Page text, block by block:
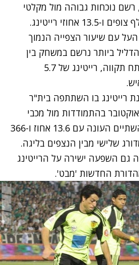
רשם נוכחות גבוהה מול מקלטי
עם שיעור הצפייה הנמוך
ביותר נרשם במשחק בין
מכבי חיפה להפועל פתח תקווה, רייטינג של 5.7
רייטינג בו השתתפה בית"ר
נערך ב-26 באוקטובר בהתמודדות מול מכבי
חיפה, הראשונה בין השתיים העונה עם 13.6 אחוז ו-366
שלישי מבין הנצפים בליגה.
גם השפעה ישירה על הרייטינג
החדשות 'מבט'.